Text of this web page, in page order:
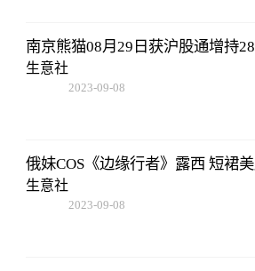
南京熊猫08月29日获沪股通增持
生意社
2023-09-08
俄妹COS《边缘行者》露西 短裙
生意社
2023-09-08